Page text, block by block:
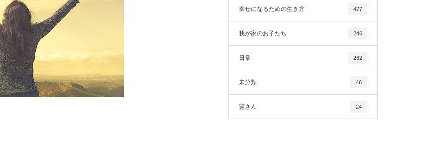
幸せになるための生き方 477
我が家のお子たち 246
日常 262
未分類 46
霊さん 24